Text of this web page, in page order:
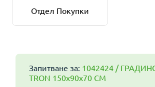
Отдел Покупки
Запитване за: 1042424 /
TRON 150x90x70 СМ